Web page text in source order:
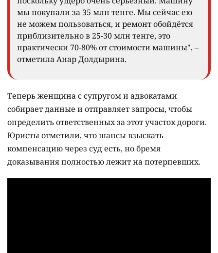
мы покупали за 35 млн тенге. Мы сейчас ею
не можем пользоваться, и ремонт обойдётся
приблизительно в 25-30 млн тенге, это
практически 70-80% от стоимости машины", –
отметила Анар Долдырина.
Теперь женщина с супругом и адвокатами
собирает данные и отправляет запросы, чтобы
определить ответственных за этот участок дороги.
Юристы отметили, что шансы взыскать
компенсацию через суд есть, но бремя
доказывания полностью лежит на потерпевших.